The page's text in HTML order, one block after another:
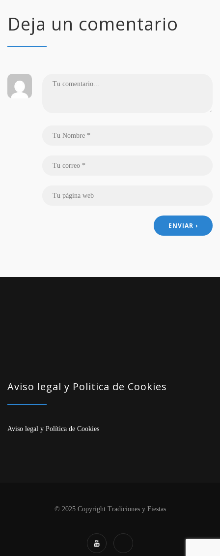
Deja un comentario
Aviso legal y Politica de Cookies
Aviso legal y Política de Cookies
© 2025 Copyright Tradiciones y Fiestas